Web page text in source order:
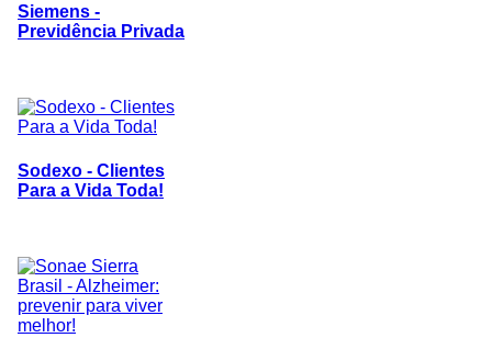
Siemens -
Previdência Privada
Sodexo - Clientes
Para a Vida Toda!